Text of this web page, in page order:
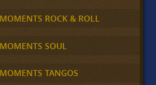
ROCK & ROLL
SOUL
TANGOS